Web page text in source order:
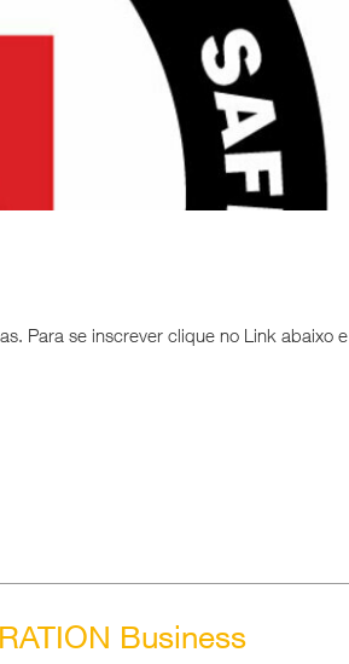
Para se inscrever clique no Link abaixo e
Business